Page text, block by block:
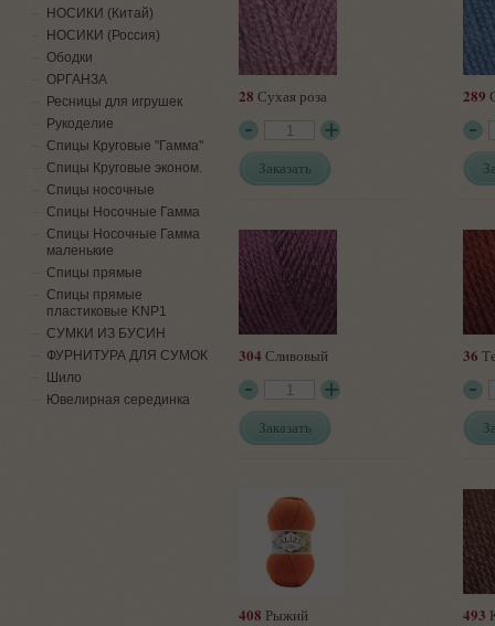
28 Сухая роза
Заказать
289
304 Сливовый
Заказать
36
408 Рыжий 493
НОСИКИ (Китай)
НОСИКИ (Россия)
Ободки
ОРГАНЗА
Ресницы для игрушек
Рукоделие
Спицы Круговые "Гамма"
Спицы Круговые эконом.
Спицы носочные
Спицы Носочные Гамма
Спицы Носочные Гамма
маленькие
Спицы прямые
Спицы прямые
пластиковые KNP1
СУМКИ ИЗ БУСИН
ФУРНИТУРА ДЛЯ СУМОК
Шило
Ювелирная серединка